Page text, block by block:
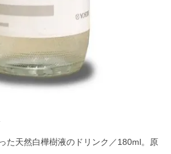
た天然白樺樹液のドリンク／180ml。原